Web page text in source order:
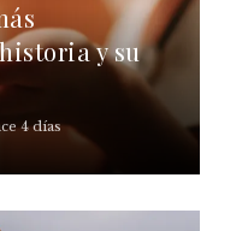
y su
4 días